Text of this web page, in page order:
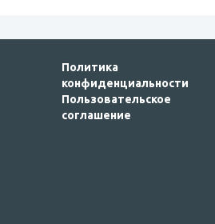
Политика
конфиденциальности
Пользовательское
соглашение